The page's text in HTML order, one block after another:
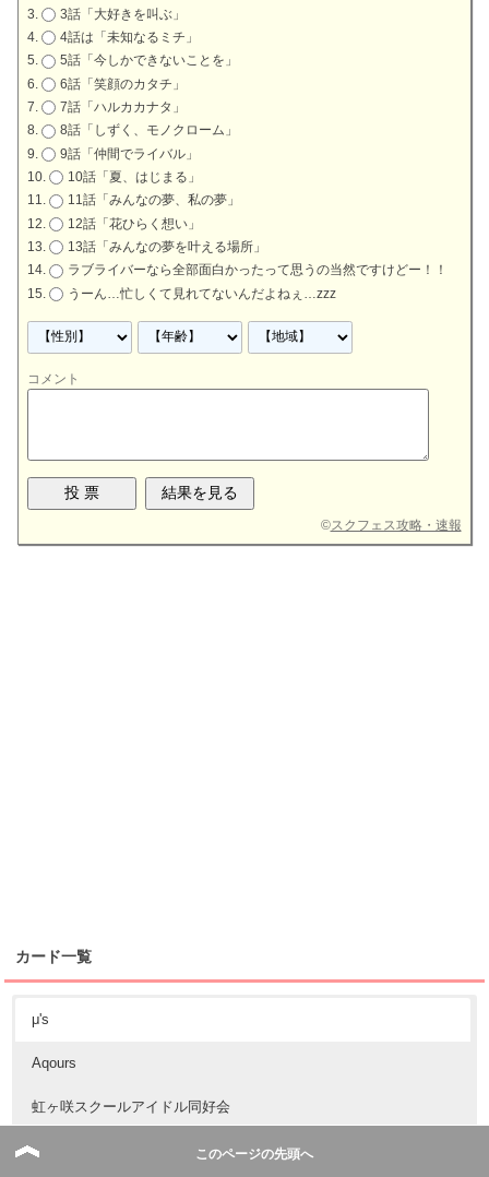
3話「大好きを叫ぶ」
4話は「未知なるミチ」
5話「今しかできないことを」
6話「笑顔のカタチ」
7話「ハルカカナタ」
8話「しずく、モノクローム」
9話「仲間でライバル」
10話「夏、はじまる」
11話「みんなの夢、私の夢」
12話「花ひらく想い」
13話「みんなの夢を叶える場所」
ラブライバーなら全部面白かったって思うの当然ですけどー！！
うーん…忙しくて見れてないんだよねぇ…zzz
コメント
©スクフェス攻略・速報
カード一覧
μ's
Aqours
虹ヶ咲スクールアイドル同好会
音ノ木坂学院2年生
このページの先頭へ